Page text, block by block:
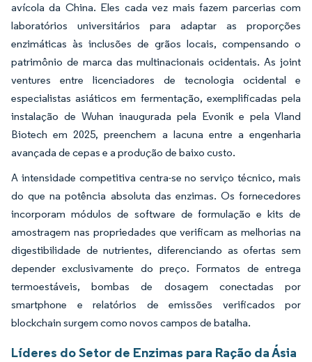
avícola da China. Eles cada vez mais fazem parcerias com
laboratórios universitários para adaptar as proporções
enzimáticas às inclusões de grãos locais, compensando o
patrimônio de marca das multinacionais ocidentais. As joint
ventures entre licenciadores de tecnologia ocidental e
especialistas asiáticos em fermentação, exemplificadas pela
instalação de Wuhan inaugurada pela Evonik e pela Vland
Biotech em 2025, preenchem a lacuna entre a engenharia
avançada de cepas e a produção de baixo custo.
A intensidade competitiva centra-se no serviço técnico, mais
do que na potência absoluta das enzimas. Os fornecedores
incorporam módulos de software de formulação e kits de
amostragem nas propriedades que verificam as melhorias na
digestibilidade de nutrientes, diferenciando as ofertas sem
depender exclusivamente do preço. Formatos de entrega
termoestáveis, bombas de dosagem conectadas por
smartphone e relatórios de emissões verificados por
blockchain surgem como novos campos de batalha.
Líderes do Setor de Enzimas para Ração da Ásia